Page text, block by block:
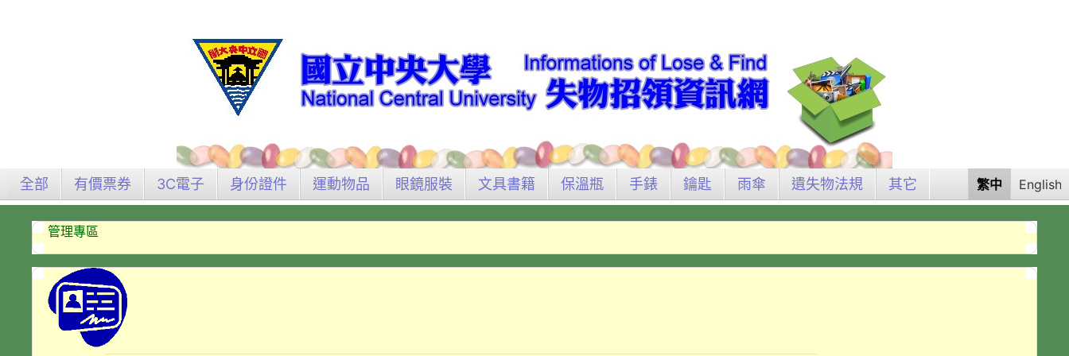
全部 有價票券 3C電子 身份證件 運動物品 眼鏡服裝 文具書籍 保溫瓶 手錶 鑰匙 雨傘 遺失物法規 其它 繁中 English
管理專區